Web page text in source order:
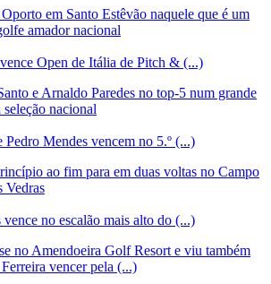
em Santo Estêvão naquele que é um
amador nacional
Open de Itália de Pitch & (...)
e Arnaldo Paredes no top-5 num grande
seleção nacional
Mendes vencem no 5.º (...)
ao fim para em duas voltas no Campo
Vedras
no escalão mais alto do (...)
no Amendoeira Golf Resort e viu também
vencer pela (...)